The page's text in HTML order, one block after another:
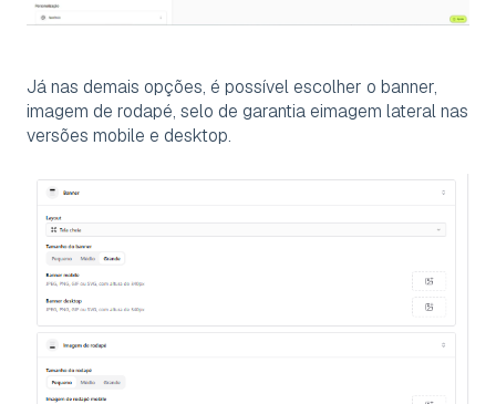
Já nas demais opções, é possível escolher o banner,
imagem de rodapé, selo de garantia eimagem lateral nas
versões mobile e desktop.